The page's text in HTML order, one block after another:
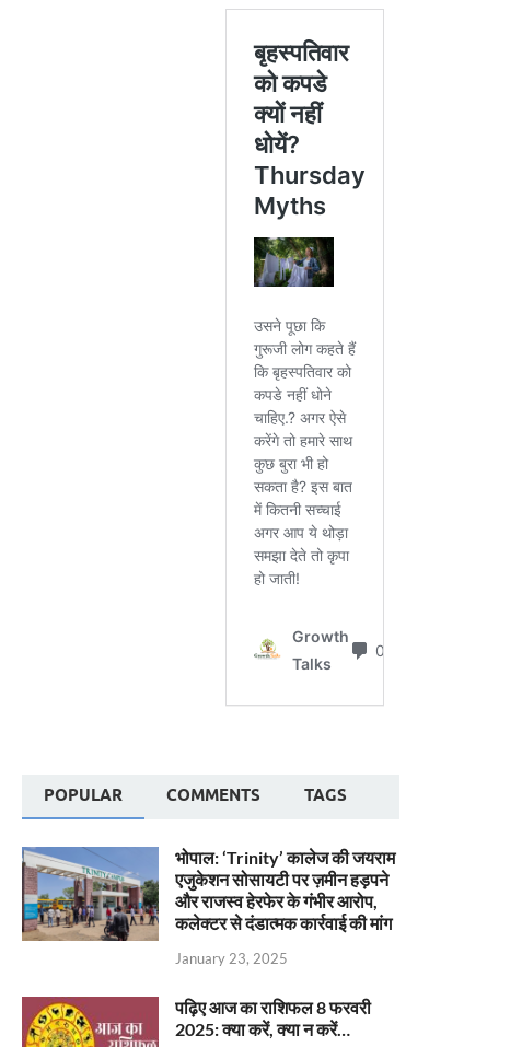
POPULAR COMMENTS TAGS
भोपाल: ‘Trinity’ कालेज की जयराम
एजुकेशन सोसायटी पर ज़मीन हड़पने
और राजस्व हेरफेर के गंभीर आरोप,
कलेक्टर से दंडात्मक कार्रवाई की मांग
January 23, 2025
पढ़िए आज का राशिफल 8 फरवरी
2025: क्या करें, क्या न करें…